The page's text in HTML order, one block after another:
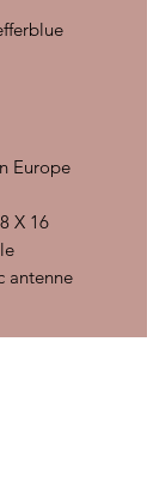
Europe
X 16
antenne